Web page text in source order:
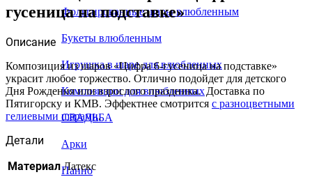
Фольгированные шары влюбленным
Букеты влюбленным
Игрушка в шаре для влюбленных
Композиции для влюбленных
СВАДЬБА
Арки
Панно
гусеница на подставке»
Описание
Композиция из шаров «Цифра 6-гусеница на подставке»
украсит любое торжество. Отлично подойдет для детского
Дня Рождения или взрослого праздника. Доставка по
Пятигорску и КМВ. Эффектнее смотрится с разноцветными
гелиевыми шарами.
Детали
Материал Латекс